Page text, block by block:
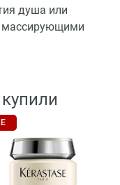
душа или
массирующими